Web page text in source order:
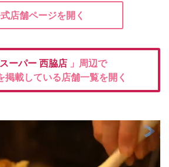
店舗ページを開く
ーパー 西脇店 」周辺で
掲載している店舗一覧を開く